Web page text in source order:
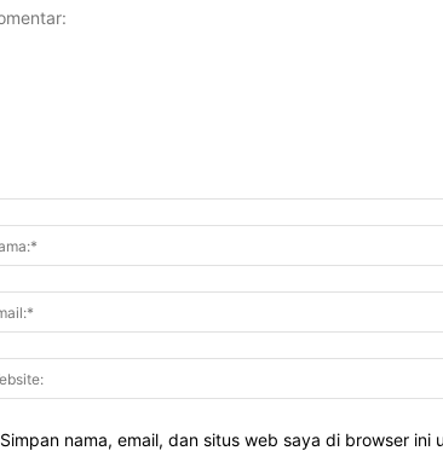
Simpan nama, email, dan situs web saya di browser ini